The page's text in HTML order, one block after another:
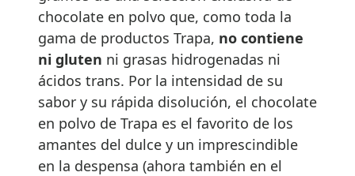
chocolate en polvo que, como toda la
gama de productos Trapa, no contiene
ni gluten ni grasas hidrogenadas ni
ácidos trans. Por la intensidad de su
sabor y su rápida disolución, el chocolate
en polvo de Trapa es el favorito de los
amantes del dulce y un imprescindible
en la despensa (ahora también en el